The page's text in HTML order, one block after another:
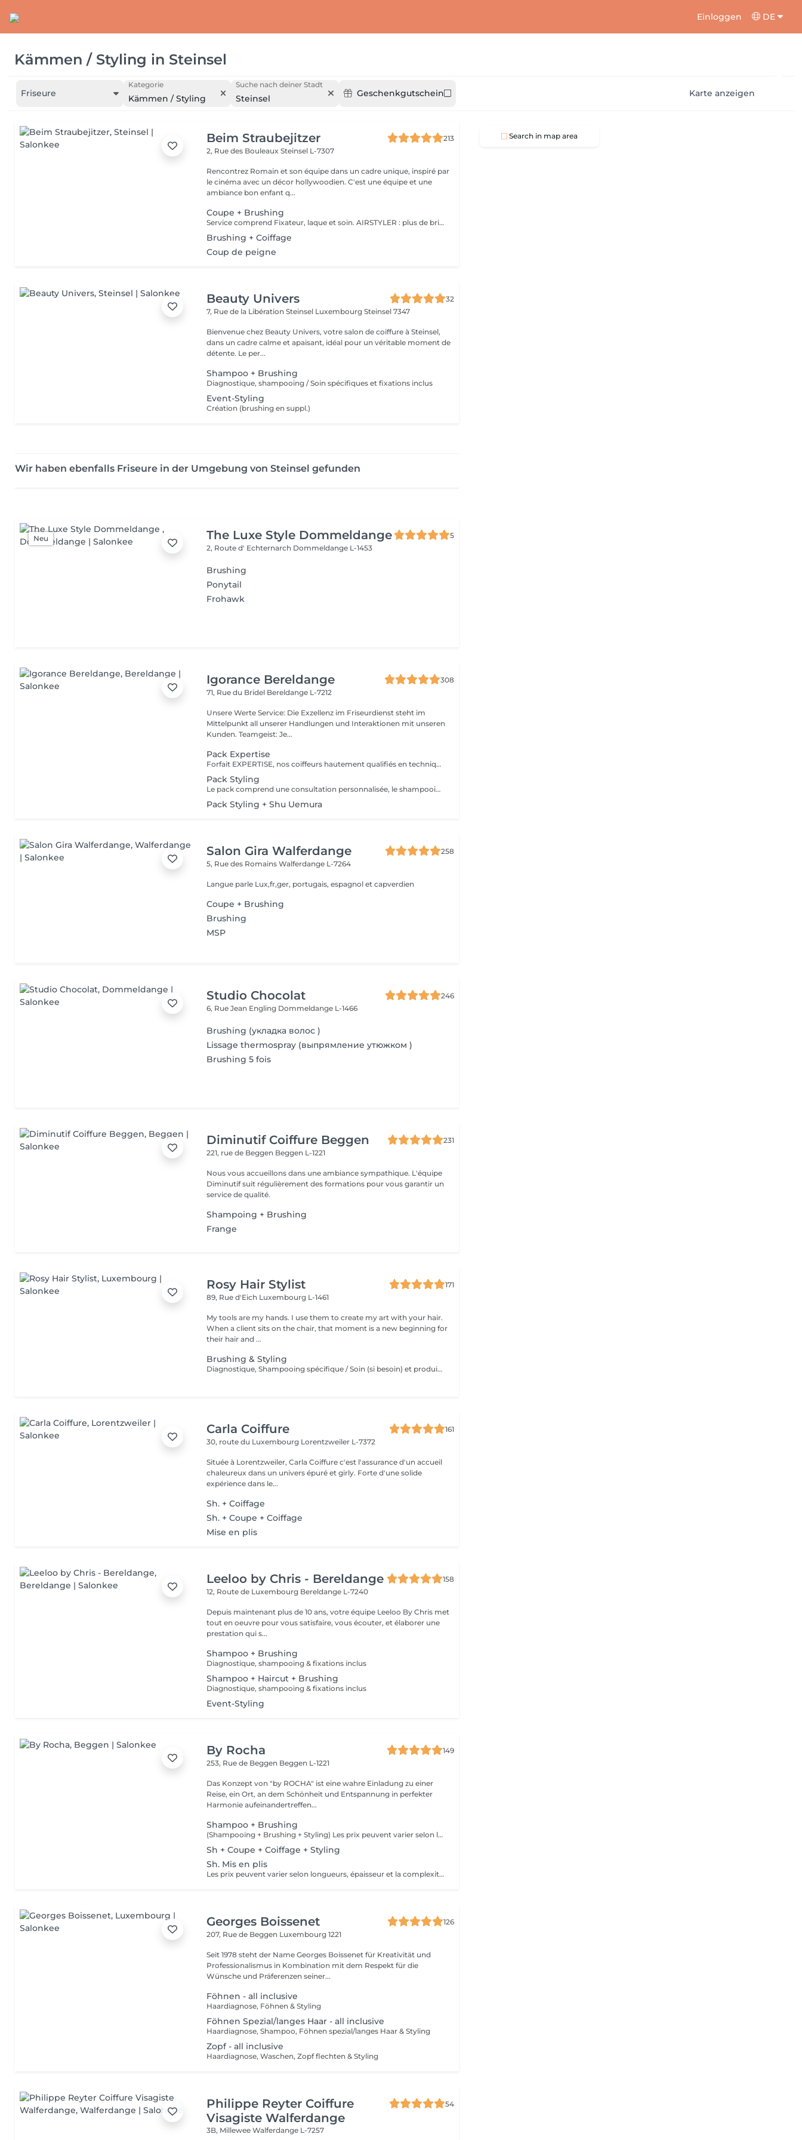
Einloggen DE
Kämmen / Styling in Steinsel
Friseure
Kategorie
Kämmen / Styling
Suche nach deiner Stadt
Steinsel Geschenkgutschein Karte anzeigen
Beim Straubejitzer
213
2, Rue des BouleauxSteinsel L-7307
Rencontrez Romain et son équipe dans un cadre unique, inspiré par
le cinéma avec un décor hollywoodien. C'est une équipe et une
ambiance bon enfant q...
Coupe + Brushing
Service comprend Fixateur, laque et soin. AIRSTYLER : plus de brillance et de ténacité qu'un brushing. JocoStyler: un lisseur, lissage et soin, qui donne la brillance spectaculaire.
Brushing + Coiffage
Coup de peigne
Beauty Univers
32
7, Rue de la Libération Steinsel LuxembourgSteinsel 7347
Bienvenue chez Beauty Univers, votre salon de coiffure à Steinsel,
dans un cadre calme et apaisant, idéal pour un véritable moment de
détente. Le per...
Shampoo + Brushing
Diagnostique, shampooing / Soin spécifiques et fixations inclus
Event-Styling
Création (brushing en suppl.)
Wir haben ebenfalls Friseure in der Umgebung von Steinsel gefunden
Neu The Luxe Style Dommeldange
5
2, Route d' Echternarch Dommeldange L-1453
Brushing
Ponytail
Frohawk
Igorance Bereldange
308
71, Rue du Bridel Bereldange L-7212
Unsere Werte Service: Die Exzellenz im Friseurdienst steht im
Mittelpunkt all unserer Handlungen und Interaktionen mit unseren
Kunden. Teamgeist: Je...
Pack Expertise
Forfait EXPERTISE, nos coiffeurs hautement qualifiés en technique anglo-saxonne, en formation continu et diplômés d’une académie anglaise à Paris. Vous offre une séance d’une heure avec votre coach en suivi beauté. Ce pack inclus : 1 h de prestation Un diagnostique personnalisé Shampoing spécifique Haircare Conditioner spécifique Produit de coiffage Coupe Styling Produit de finition
Pack Styling
Le pack comprend une consultation personnalisée, le shampooing et le conditionneur spécifiques REDKEN , le séchage et les produits de styling REDKEN * Tarifs à titre indicatifs à confirmer après la consultation personnalisée établit auprès de votre coiffeur/stylist/spécialiste * La direction se réserve le droit d’apporter des modifications pour le bon fonctionnement du salon
Pack Styling + Shu Uemura
Salon Gira Walferdange
258
5, Rue des RomainsWalferdange L-7264
Langue parle Lux,fr,ger, portugais, espagnol et capverdien
Coupe + Brushing
Brushing
MSP
Studio Chocolat
246
6, Rue Jean Engling Dommeldange L-1466
Brushing (укладка волос )
Lissage thermospray (выпрямление утюжком )
Brushing 5 fois
Diminutif Coiffure Beggen
231
221, rue de Beggen Beggen L-1221
Nous vous accueillons dans une ambiance sympathique. L'équipe
Diminutif suit régulièrement des formations pour vous garantir un
service de qualité.
Shampoing + Brushing
Frange
Rosy Hair Stylist
171
89, Rue d'Eich Luxembourg L-1461
My tools are my hands. I use them to create my art with your hair.
When a client sits on the chair, that moment is a new beginning for
their hair and ...
Brushing & Styling
Diagnostique, Shampooing spécifique / Soin (si besoin) et produits de coiffage inclus.
Carla Coiffure
161
30, route du Luxembourg Lorentzweiler L-7372
Située à Lorentzweiler, Carla Coiffure c'est l'assurance d'un accueil
chaleureux dans un univers épuré et girly. Forte d'une solide
expérience dans le...
Sh. + Coiffage
Sh. + Coupe + Coiffage
Mise en plis
Leeloo by Chris - Bereldange
158
12, Route de Luxembourg Bereldange L-7240
Depuis maintenant plus de 10 ans, votre équipe Leeloo By Chris met
tout en oeuvre pour vous satisfaire, vous écouter, et élaborer une
prestation qui s...
Shampoo + Brushing
Diagnostique, shampooing & fixations inclus
Shampoo + Haircut + Brushing
Diagnostique, shampooing & fixations inclus
Event-Styling
By Rocha
149
253, Rue de Beggen Beggen L-1221
Das Konzept von "by ROCHA" ist eine wahre Einladung zu einer
Reise, ein Ort, an dem Schönheit und Entspannung in perfekter
Harmonie aufeinandertreffen...
Shampoo + Brushing
(Shampooing + Brushing + Styling) Les prix peuvent varier selon longueurs, épaisseur et la complexité du travail.
Sh + Coupe + Coiffage + Styling
Sh. Mis en plis
Les prix peuvent varier selon longueurs, épaisseur et la complexité du travail.
Georges Boissenet
126
207, Rue de Beggen Luxembourg 1221
Seit 1978 steht der Name Georges Boissenet für Kreativität und
Professionalismus in Kombination mit dem Respekt für die
Wünsche und Präferenzen seiner...
Föhnen - all inclusive
Haardiagnose, Föhnen & Styling
Föhnen Spezial/langes Haar - all inclusive
Haardiagnose, Shampoo, Föhnen spezial/langes Haar & Styling
Zopf - all inclusive
Haardiagnose, Waschen, Zopf flechten & Styling
Philippe Reyter Coiffure
Visagiste Walferdange
54
3B, MilleweeWalferdange L-7257
Search in map area